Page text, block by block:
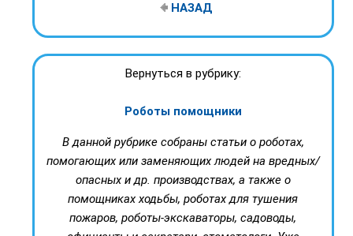
НАЗАД
Вернуться в рубрику:
Роботы помощники
В данной рубрике собраны статьи о роботах,
помогающих или заменяющих людей на вредных/
опасных и др. производствах, а также о
помощниках ходьбы, роботах для тушения
пожаров, роботы-экскаваторы, садоводы,